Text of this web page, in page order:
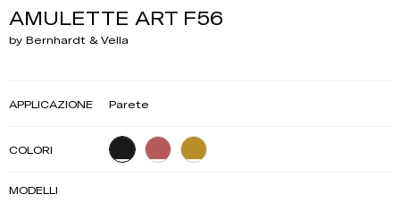
AMULETTE ART F56
by Bernhardt & Vella
APPLICAZIONE Parete
COLORI
MODELLI